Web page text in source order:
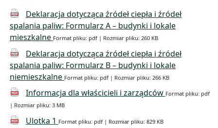
Deklaracja dotycząca źródeł ciepła i źródeł
spalania paliw: Formularz A – budynki i lokale
mieszkalne Format pliku: pdf | Rozmiar pliku: 260 KB
Deklaracja dotycząca źródeł ciepła i źródeł
spalania paliw: Formularz B – budynki i lokale
niemieszkalne Format pliku: pdf | Rozmiar pliku: 266 KB
Informacja dla właścicieli i zarządców Format pliku: pdf
| Rozmiar pliku: 3 MB
Ulotka 1 Format pliku: pdf | Rozmiar pliku: 829 KB